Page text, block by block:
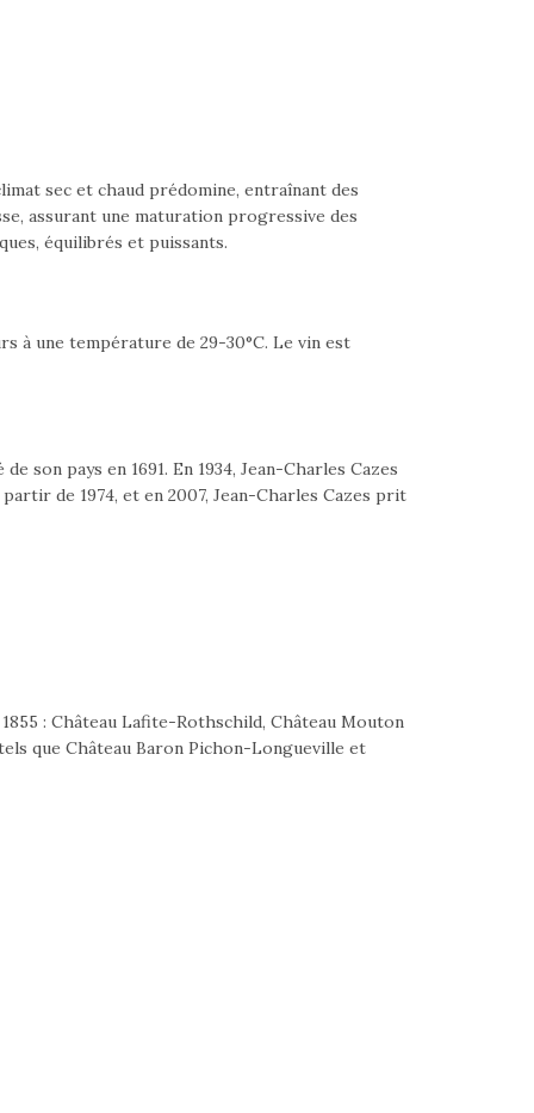
sec et chaud prédomine, entraînant des
assurant une maturation progressive des
équilibrés et puissants.
à une température de 29-30°C. Le vin est
son pays en 1691. En 1934, Jean-Charles Cazes
de 1974, et en 2007, Jean-Charles Cazes prit
: Château Lafite-Rothschild, Château Mouton
que Château Baron Pichon-Longueville et